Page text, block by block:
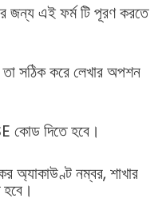
জন্য এই ফর্ম টি পূরণ করতে
সঠিক করে লেখার অপশন
কোড দিতে হবে।
অ্যাকাউণ্ট নম্বর, শাখার